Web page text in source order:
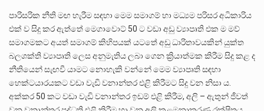
පාරිසරික නීති මඟ හැරීම සඳහා මෙම සමාගම් හා මධ්‍යම පරිසර අධිකාරිය
එක් ව සිදු කර ඇත්තේ මෙගාවොට් 50 ට වඩා අඩු ව්‍යාපෘති එක ම මව්
සමාගමකට අයත් සමාගම් කිහිපයක් යටතේ අඩු ධාරිතාවයකින් යුක්ත
බලශක්ති ව්‍යාපෘති ලෙස අනුමැතිය ලබා ගෙන ක්‍රියාත්මක කිරීම සිදු කළ ද
නීතියෙන් සැඟවී යාමට නොහැකි වන්නේ මෙම ව්‍යාපෘති සඳහා
හෙක්ටයාරයකට වඩා වැඩි වනාන්තර එළි කිරීමට සිදු වන නිසා ය.
අක්කර 50 කට වඩා වැඩි වනාන්තර ඉඩම් එළි කිරීම, අලි – ඇතුන් ජීවත්